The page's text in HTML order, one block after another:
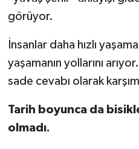
görüyor.
İnsanlar daha hızlı
yaşamanın yollarını
sade cevabı olarak
Tarih boyunca da
olmadı.